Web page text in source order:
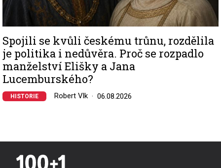
Spojili se kvůli českému trůnu, rozdělila
je politika i nedůvěra. Proč se rozpadlo
manželství Elišky a Jana
Lucemburského?
HISTORIE Robert Vlk 06.08.2026